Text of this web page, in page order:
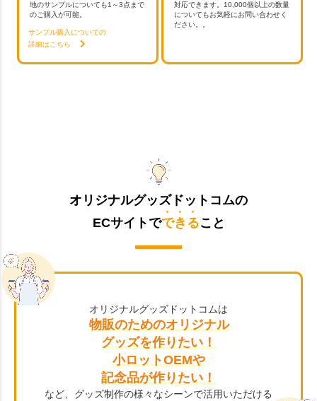
地のサンプルについても1～3点まで
のご購入が可能。
サンプル購入についての
詳細はこちら
対応できます。10,000個以上の数量
についてもお気軽にお問い合わせく
ださい。。
オリジナルグッズドットコムの
ECサイトでできること
オリジナルグッズドットコムは
物販のためのオリジナル
グッズを作りたい！
小ロットOEMや
記念品が作りたい！
など、グッズ制作の様々なシーンで活用いただける